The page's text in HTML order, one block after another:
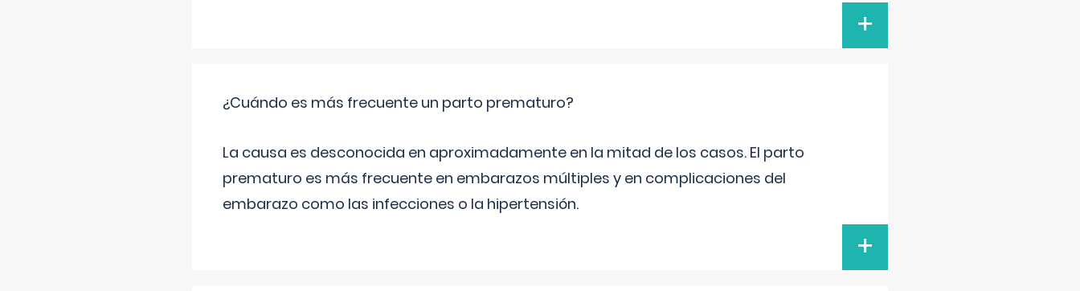
+
¿Cuándo es más frecuente un parto prematuro?
La causa es desconocida en aproximadamente en la mitad de los casos. El parto
prematuro es más frecuente en embarazos múltiples y en complicaciones del
embarazo como las infecciones o la hipertensión.
+